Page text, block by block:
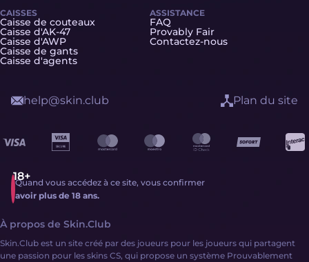
CAISSES
Caisse de couteaux
Caisse d'AK-47
Caisse d'AWP
Caisse de gants
Caisse d'agents
ASSISTANCE
FAQ
Provably Fair
Contactez-nous
Quand vous accédez à ce site, vous confirmer
avoir plus de 18 ans.
help@skin.club Plan du site
À propos de Skin.Club
Skin.Club est un site créé par des joueurs pour les joueurs qui partagent
une passion pour les skins CS, qui propose un système Prouvablement